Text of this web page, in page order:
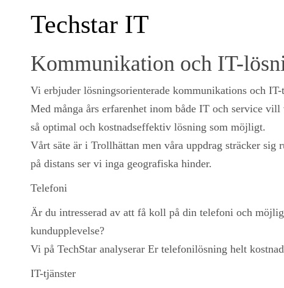
Techstar IT
Kommunikation och IT-
Vi erbjuder lösningsorienterade kommunikations och
Med många års erfarenhet inom både IT och service
så optimal och kostnadseffektiv lösning som möjligt.
Vårt säte är i Trollhättan men våra uppdrag sträcker sig
på distans ser vi inga geografiska hinder.
Telefoni
Är du intresserad av att få koll på din telefoni och
kundupplevelse?
Vi på TechStar analyserar Er telefonilösning helt
IT-tjänster